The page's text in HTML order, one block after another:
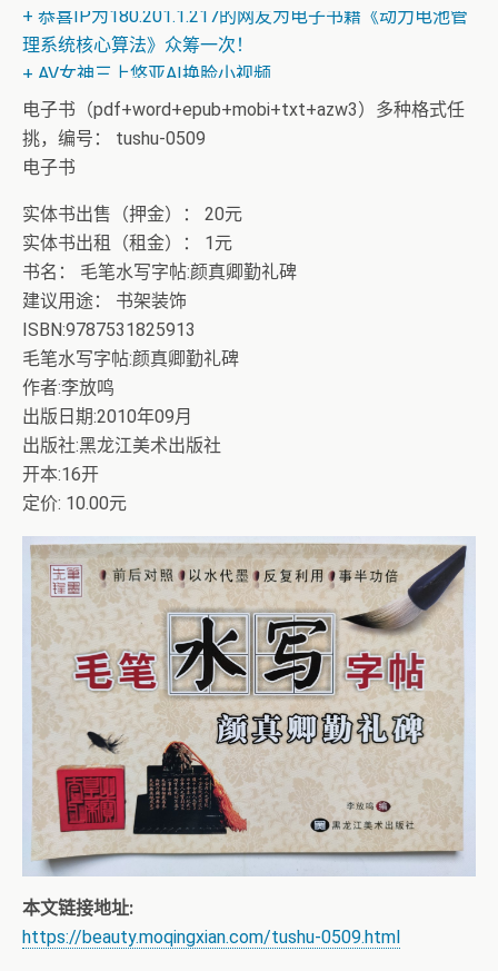
+ 恭喜IP为180.201.1.217的网友为电子书籍《动力电池管
理系统核心算法》众筹一次！
+ AV女神三上悠亚AI换脸小视频
电子书（pdf+word+epub+mobi+txt+azw3）多种格式任
挑，编号： tushu-0509
电子书
实体书出售（押金）： 20元
实体书出租（租金）： 1元
书名： 毛笔水写字帖:颜真卿勤礼碑
建议用途： 书架装饰
ISBN:9787531825913
毛笔水写字帖:颜真卿勤礼碑
作者:李放鸣
出版日期:2010年09月
出版社:黑龙江美术出版社
开本:16开
定价: 10.00元
本文链接地址:
https://beauty.moqingxian.com/tushu-0509.html